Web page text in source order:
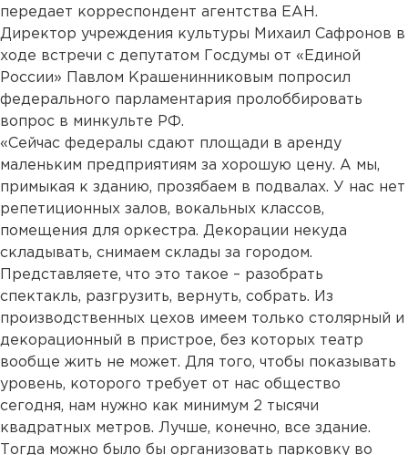
передает корреспондент агентства ЕАН.
Директор учреждения культуры Михаил Сафронов в
ходе встречи с депутатом Госдумы от «Единой
России» Павлом Крашенинниковым попросил
федерального парламентария пролоббировать
вопрос в минкульте РФ.
«Сейчас федералы сдают площади в аренду
маленьким предприятиям за хорошую цену. А мы,
примыкая к зданию, прозябаем в подвалах. У нас нет
репетиционных залов, вокальных классов,
помещения для оркестра. Декорации некуда
складывать, снимаем склады за городом.
Представляете, что это такое – разобрать
спектакль, разгрузить, вернуть, собрать. Из
производственных цехов имеем только столярный и
декорационный в пристрое, без которых театр
вообще жить не может. Для того, чтобы показывать
уровень, которого требует от нас общество
сегодня, нам нужно как минимум 2 тысячи
квадратных метров. Лучше, конечно, все здание.
Тогда можно было бы организовать парковку во